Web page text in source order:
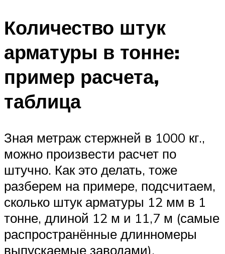
Количество штук
арматуры в тонне:
пример расчета,
таблица
Зная метраж стержней в 1000 кг.,
можно произвести расчет по
штучно. Как это делать, тоже
разберем на примере, подсчитаем,
сколько штук арматуры 12 мм в 1
тонне, длиной 12 м и 11,7 м (самые
распространённые длинномеры
выпускаемые заводами).